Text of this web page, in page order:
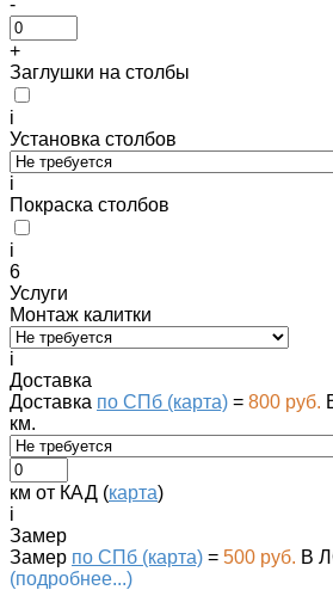
+
Заглушки на столбы
i
Установка столбов
i
Покраска столбов
i
6
Услуги
Монтаж калитки
i
Доставка
Доставка по СПб (карта) = 800 руб.
км.
км от КАД (карта)
i
Замер
Замер по СПб (карта) = 500 руб. В
(подробнее...)